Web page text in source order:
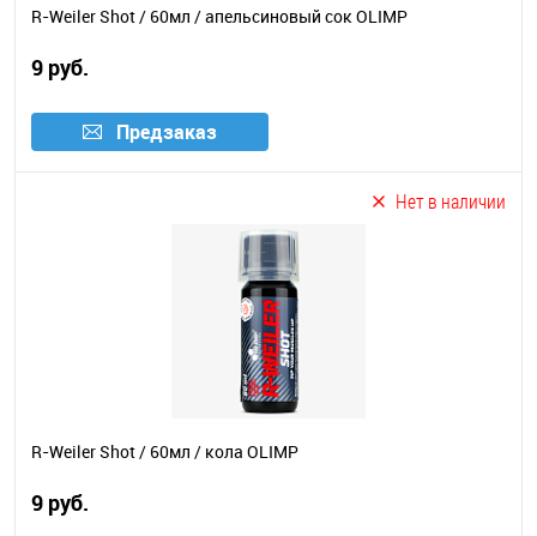
R-Weiler Shot / 60мл / апельсиновый сок OLIMP
9 руб.
Предзаказ
Нет в наличии
R-Weiler Shot / 60мл / кола OLIMP
9 руб.